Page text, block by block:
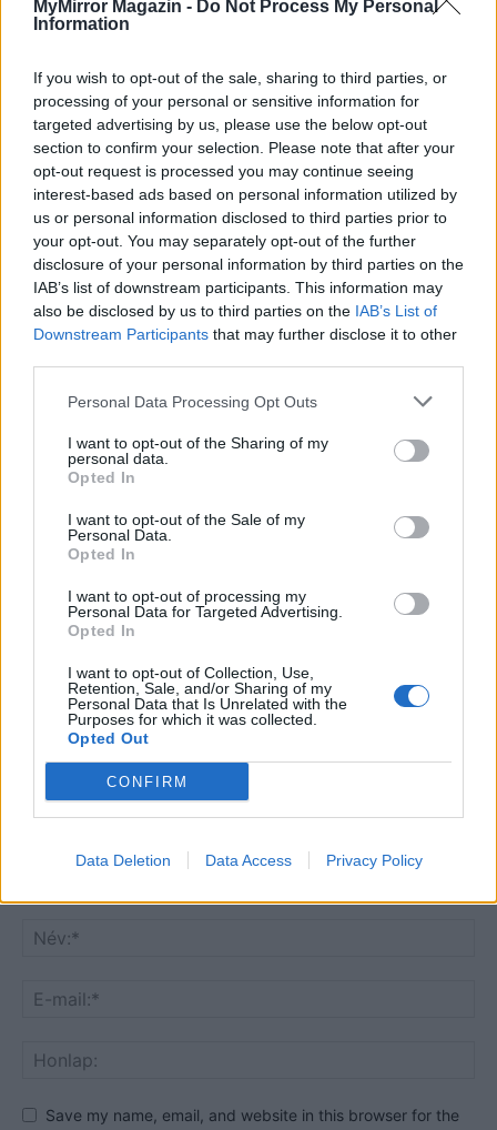
MyMirror Magazin - Do Not Process My Personal
Information
If you wish to opt-out of the sale, sharing to third parties, or
processing of your personal or sensitive information for
targeted advertising by us, please use the below opt-out
section to confirm your selection. Please note that after your
opt-out request is processed you may continue seeing
interest-based ads based on personal information utilized by
us or personal information disclosed to third parties prior to
your opt-out. You may separately opt-out of the further
disclosure of your personal information by third parties on the
IAB’s list of downstream participants. This information may
also be disclosed by us to third parties on the IAB’s List of
Downstream Participants that may further disclose it to other
Personal Data Processing Opt Outs
I want to opt-out of the Sharing of my
personal data.
Opted In
I want to opt-out of the Sale of my
Personal Data.
Opted In
I want to opt-out of processing my
Personal Data for Targeted Advertising.
Opted In
I want to opt-out of Collection, Use,
Retention, Sale, and/or Sharing of my
Personal Data that Is Unrelated with the
Purposes for which it was collected.
Opted Out
CONFIRM
Data Deletion Data Access Privacy Policy
Oktatás és nevelés területén dolgozom, de minden
mögé és közben keresem az embert, a nőt a jól legyártott álarcok
mögött. Néha meséket is írok, de gyakrabban novellákat,
cikkeket és apró vicces történeteket.
KAPCSOLÓDÓ CIKKEK TÖBB A SZERZŐTŐL
Minka 14. rész
Minka 13. rész
Clayton-ügy
HOZZÁSZÓLOK A CIKKHEZ
Save my name, email, and website in this browser for the